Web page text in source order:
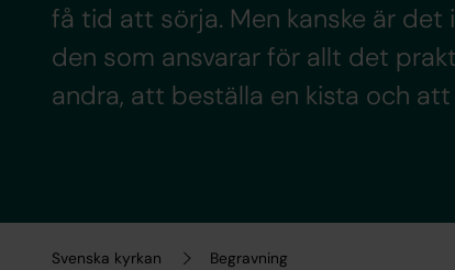
Svenska kyrkan Begravning
få tid att sörja. Men kanske är det
den som ansvarar för allt det
andra, att beställa en kista och